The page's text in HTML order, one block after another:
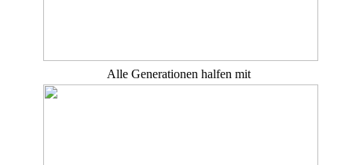
Alle Generationen halfen mit